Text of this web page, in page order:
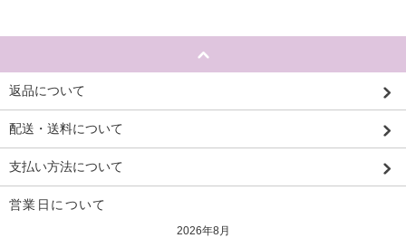
返品について
配送・送料について
支払い方法について
営業日について
2026年8月